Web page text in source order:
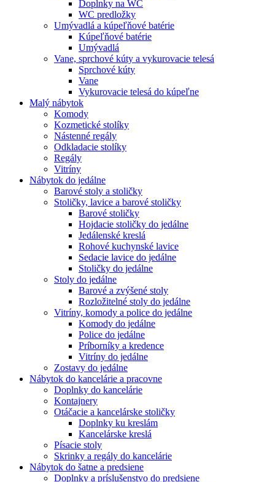
Doplnky na WC
WC predložky
Umývadlá a kúpeľňové batérie
Kúpeľňové batérie
Umývadlá
Vane, sprchové kúty a vykurovacie telesá
Sprchové kúty
Vane
Vykurovacie telesá do kúpeľne
Malý nábytok
Komody
Kozmetické stolíky
Nástenné regály
Odkladacie stolíky
Regály
Vitríny
Nábytok do jedálne
Barové stoly a stoličky
Stoličky, lavice a barové stoličky
Barové stoličky
Hojdacie stoličky do jedálne
Jedálenské kreslá
Rohové kuchynské lavice
Sedacie lavice do jedálne
Stoličky do jedálne
Stoly do jedálne
Barové a zvýšené stoly
Rozložitelné stoly do jedálne
Vitríny, komody a police do jedálne
Komody do jedálne
Police do jedálne
Príborníky a kredence
Vitríny do jedálne
Zostavy do jedálne
Nábytok do kancelárie a pracovne
Doplnky do kancelárie
Kontajnery
Otáčacie a kancelárske stoličky
Doplnky ku kreslám
Kancelárske kreslá
Písacie stoly
Skrinky a regály do kancelárie
Nábytok do šatne a predsiene
Doplnky a príslušenstvo do predsiene